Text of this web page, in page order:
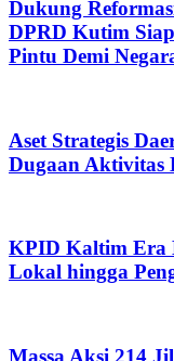
Dukung
DPRD Kutim
Pintu Demi
Aset Strategis
Dugaan Aktivitas
KPID Kaltim Era
Lokal hingga
Massa Aksi 214